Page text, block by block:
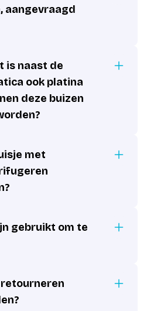
aangevraagd
is naast de
ook platina
deze buizen
met
gebruikt om te